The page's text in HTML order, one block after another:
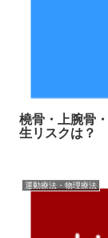
橈骨・上腕骨
生リスクは？
運動療法・物理療法